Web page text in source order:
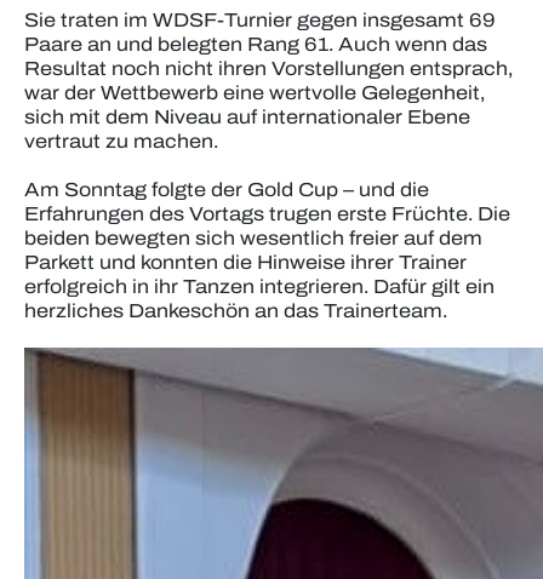
Sie traten im WDSF-Turnier gegen insgesamt 69
Paare an und belegten Rang 61. Auch wenn das
Resultat noch nicht ihren Vorstellungen entsprach,
war der Wettbewerb eine wertvolle Gelegenheit,
sich mit dem Niveau auf internationaler Ebene
vertraut zu machen.
Am Sonntag folgte der Gold Cup – und die
Erfahrungen des Vortags trugen erste Früchte. Die
beiden bewegten sich wesentlich freier auf dem
Parkett und konnten die Hinweise ihrer Trainer
erfolgreich in ihr Tanzen integrieren. Dafür gilt ein
herzliches Dankeschön an das Trainerteam.